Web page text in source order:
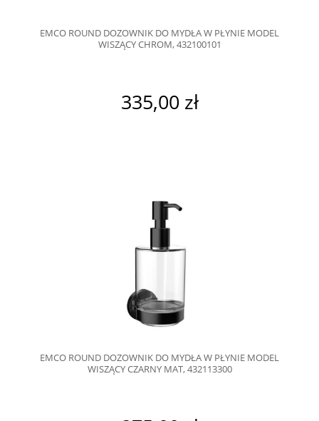
EMCO ROUND DOZOWNIK DO MYDŁA W PŁYNIE MODEL
WISZĄCY CHROM, 432100101
335,00 zł
EMCO ROUND DOZOWNIK DO MYDŁA W PŁYNIE MODEL
WISZĄCY CZARNY MAT, 432113300